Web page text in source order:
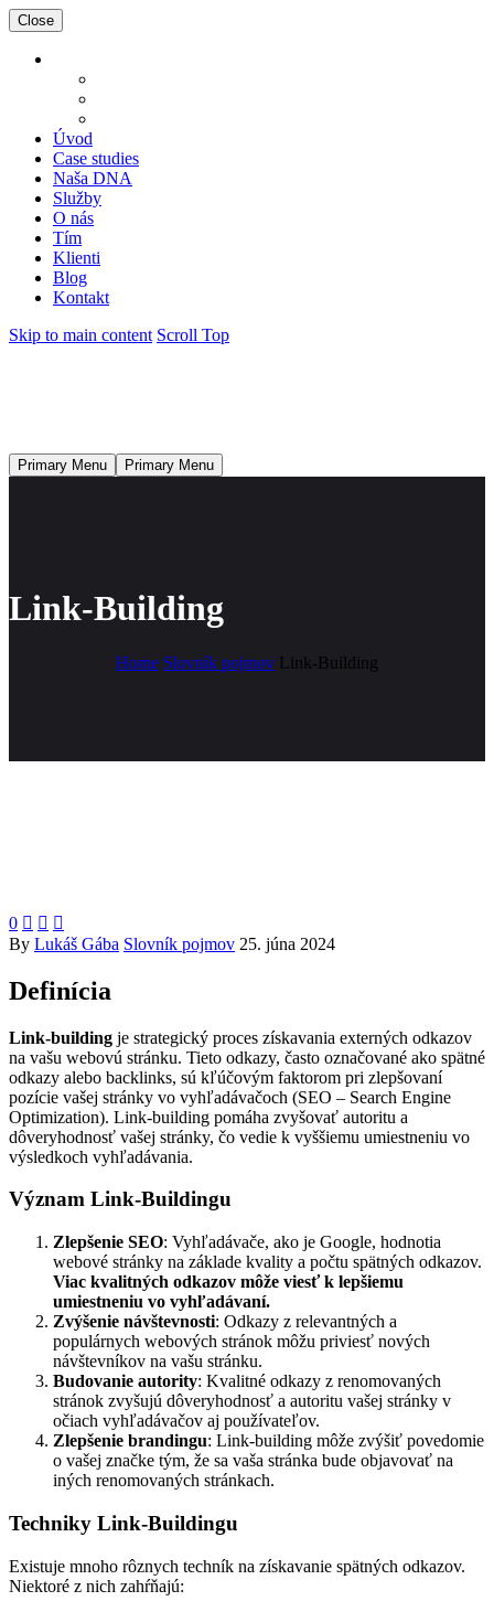
Close
Úvod
Case studies
Naša DNA
Služby
O nás
Tím
Klienti
Blog
Kontakt
Skip to main content Scroll Top
Primary Menu Primary Menu
Link-Building
Home Slovník pojmov Link-Building
0   
By Lukáš Gába Slovník pojmov 25. júna 2024
Definícia
Link-building je strategický proces získavania externých odkazov
na vašu webovú stránku. Tieto odkazy, často označované ako spätné
odkazy alebo backlinks, sú kľúčovým faktorom pri zlepšovaní
pozície vašej stránky vo vyhľadávačoch (SEO – Search Engine
Optimization). Link-building pomáha zvyšovať autoritu a
dôveryhodnosť vašej stránky, čo vedie k vyššiemu umiestneniu vo
výsledkoch vyhľadávania.
Význam Link-Buildingu
Zlepšenie SEO: Vyhľadávače, ako je Google, hodnotia
webové stránky na základe kvality a počtu spätných odkazov.
Viac kvalitných odkazov môže viesť k lepšiemu
umiestneniu vo vyhľadávaní.
Zvýšenie návštevnosti: Odkazy z relevantných a
populárnych webových stránok môžu priviesť nových
návštevníkov na vašu stránku.
Budovanie autority: Kvalitné odkazy z renomovaných
stránok zvyšujú dôveryhodnosť a autoritu vašej stránky v
očiach vyhľadávačov aj používateľov.
Zlepšenie brandingu: Link-building môže zvýšiť povedomie
o vašej značke tým, že sa vaša stránka bude objavovať na
iných renomovaných stránkach.
Techniky Link-Buildingu
Existuje mnoho rôznych techník na získavanie spätných odkazov.
Niektoré z nich zahŕňajú: